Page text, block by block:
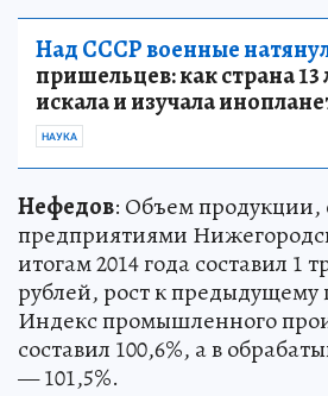
Над СССР военные
пришельцев: как страна 13
искала и изучала
НАУКА
Нефедов: Объем продукции,
предприятиями
итогам 2014 года составил 1
рублей, рост к предыдущему
Индекс промышленного
составил 100,6%, а в
— 101,5%.